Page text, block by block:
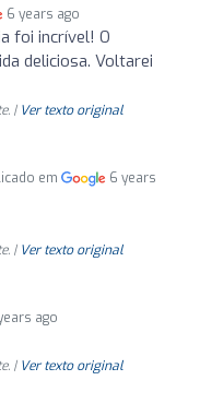
6 years ago
foi incrível! O
deliciosa. Voltarei
| Ver texto original
em
6 years
| Ver texto original
ago
| Ver texto original